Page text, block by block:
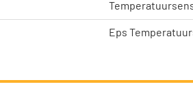
Eps